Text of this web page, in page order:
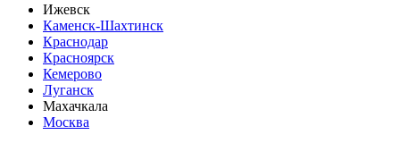
Ижевск
Каменск-Шахтинск
Краснодар
Красноярск
Кемерово
Луганск
Махачкала
Москва